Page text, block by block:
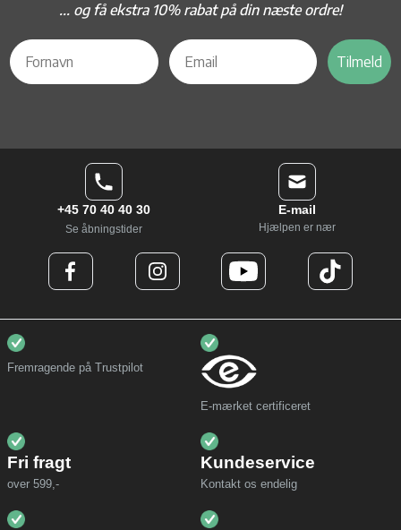
... og få ekstra 10% rabat på din næste ordre!
Tilmeld
+45 70 40 40 30
Se åbningstider
E-mail
Hjælpen er nær
Fremragende på Trustpilot
E-mærket certificeret
Fri fragt
over 599,-
Kundeservice
Kontakt os endelig